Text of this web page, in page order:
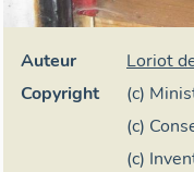
Auteur
Loriot
Copyright
(c)
(c)
(c)